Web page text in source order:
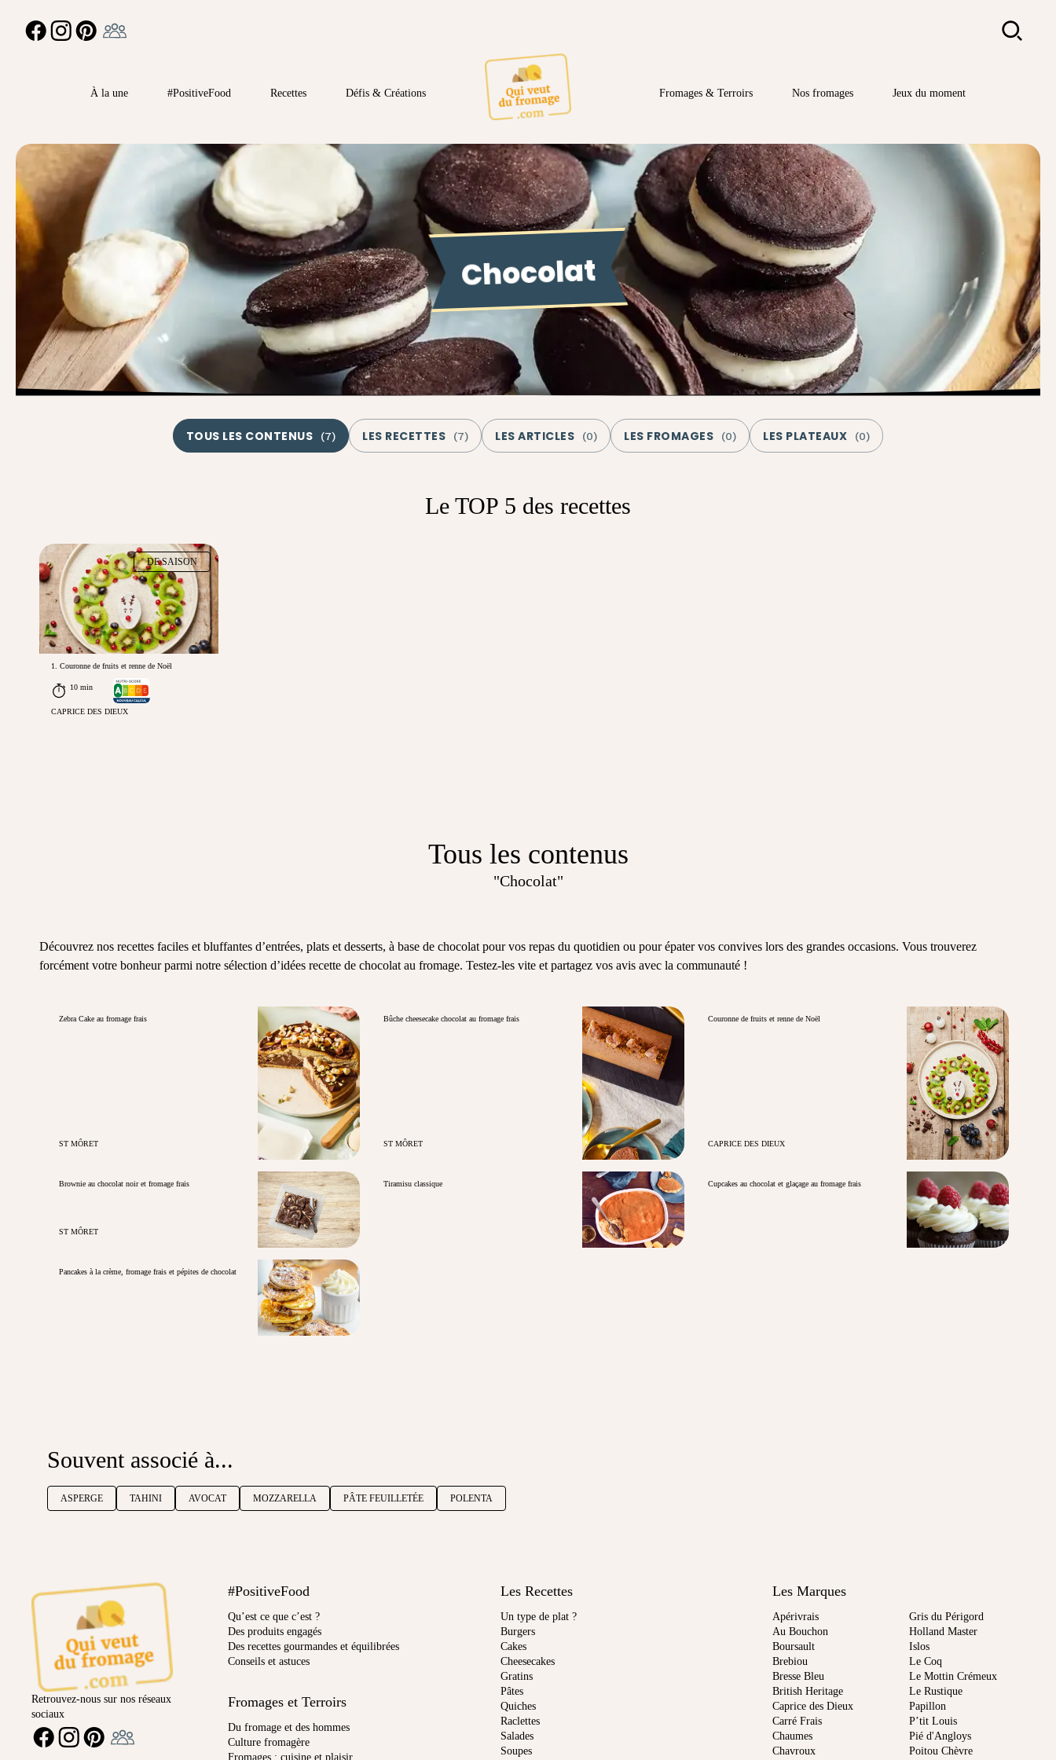
FACEBOOKINSTAGRAMPINTEREST Rechercher
À la une #PositiveFood Recettes Défis & Créations Fromages & Terroirs Nos fromages Jeux du moment
Chocolat
TOUS LES CONTENUS (7) LES RECETTES (7) LES ARTICLES (0) LES FROMAGES (0) LES PLATEAUX (0)
Le TOP 5 des recettes
DE SAISON
1. Couronne de fruits et renne de Noël
10 min
CAPRICE DES DIEUX
Tous les contenus
"Chocolat"
Découvrez nos recettes faciles et bluffantes d’entrées, plats et desserts, à base de chocolat pour vos repas du quotidien ou pour épater vos convives lors des grandes occasions. Vous trouverez
forcément votre bonheur parmi notre sélection d’idées recette de chocolat au fromage. Testez-les vite et partagez vos avis avec la communauté !
Zebra Cake au fromage frais
ST MÔRET
Bûche cheesecake chocolat au fromage frais
ST MÔRET
Couronne de fruits et renne de Noël
CAPRICE DES DIEUX
Brownie au chocolat noir et fromage frais
ST MÔRET
Tiramisu classique Cupcakes au chocolat et glaçage au fromage frais
Pancakes à la crème, fromage frais et pépites de chocolat
Souvent associé à...
ASPERGE TAHINI AVOCAT MOZZARELLA PÂTE FEUILLETÉE POLENTA
Retrouvez-nous sur nos réseaux
sociaux
FACEBOOKINSTAGRAMPINTEREST
#PositiveFood
Qu’est ce que c’est ?
Des produits engagés
Des recettes gourmandes et équilibrées
Conseils et astuces
Fromages et Terroirs
Du fromage et des hommes
Culture fromagère
Fromages : cuisine et plaisir
Les Recettes
Un type de plat ?
Burgers
Cakes
Cheesecakes
Gratins
Pâtes
Quiches
Raclettes
Salades
Soupes
Les Marques
Apérivrais
Au Bouchon
Boursault
Brebiou
Bresse Bleu
British Heritage
Caprice des Dieux
Carré Frais
Chaumes
Chavroux
Gris du Périgord
Holland Master
Islos
Le Coq
Le Mottin Crémeux
Le Rustique
Papillon
P’tit Louis
Pié d'Angloys
Poitou Chèvre